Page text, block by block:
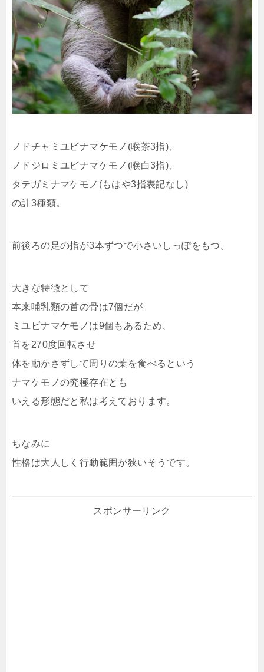
ノドチャミユビナマケモノ(喉茶3指)、
ノドジロミユビナマケモノ(喉白3指)、
タテガミナマケモノ(もはや3指表記なし)
の計3種類。
前後ろの足の指が3本ずつで小さいしっぽをもつ。
大きな特徴として
本来哺乳類の首の骨は7個だが
ミユビナマケモノは9個もあるため、
首を270度回転させ
体を動かさずして周りの葉を食べるという
ナマケモノの究極存在とも
いえる形態だと私は考えております。
ちなみに
性格は大人しく行動範囲が狭いそうです。
スポンサーリンク